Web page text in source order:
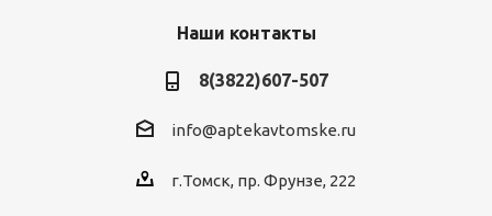
Наши контакты
8(3822)607-507
info@aptekavtomske.ru
г.Томск, пр. Фрунзе, 222